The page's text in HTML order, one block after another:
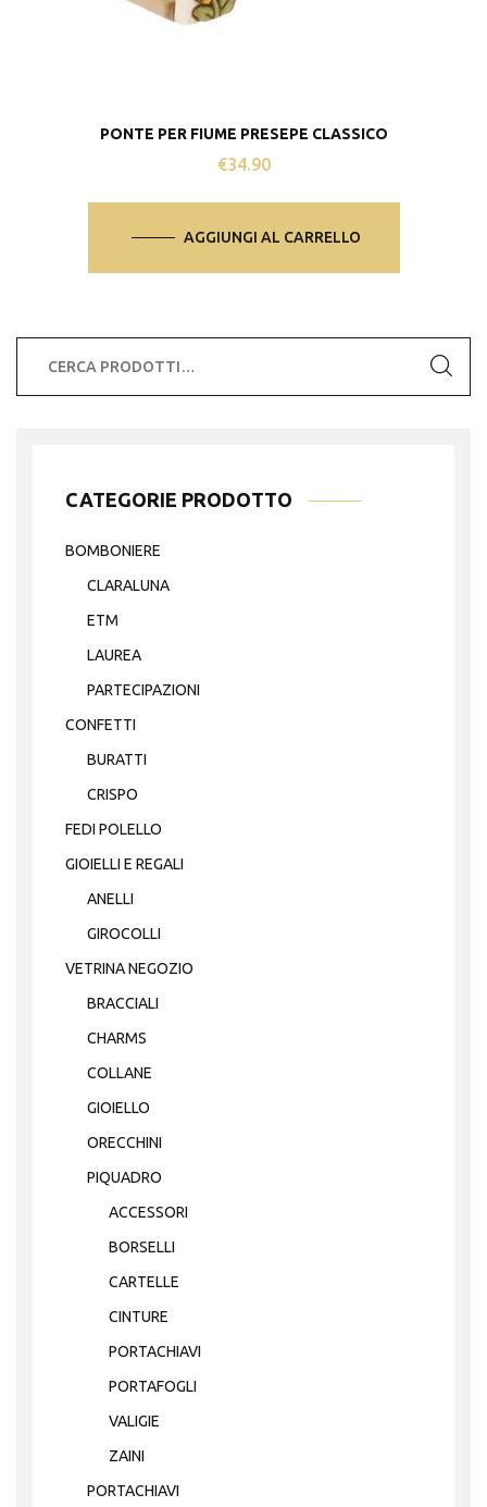
PONTE PER FIUME PRESEPE CLASSICO
€34.90
AGGIUNGI AL CARRELLO
CATEGORIE PRODOTTO
BOMBONIERE
CLARALUNA
ETM
LAUREA
PARTECIPAZIONI
CONFETTI
BURATTI
CRISPO
FEDI POLELLO
GIOIELLI E REGALI
ANELLI
GIROCOLLI
VETRINA NEGOZIO
BRACCIALI
CHARMS
COLLANE
GIOIELLO
ORECCHINI
PIQUADRO
ACCESSORI
BORSELLI
CARTELLE
CINTURE
PORTACHIAVI
PORTAFOGLI
VALIGIE
ZAINI
PORTACHIAVI